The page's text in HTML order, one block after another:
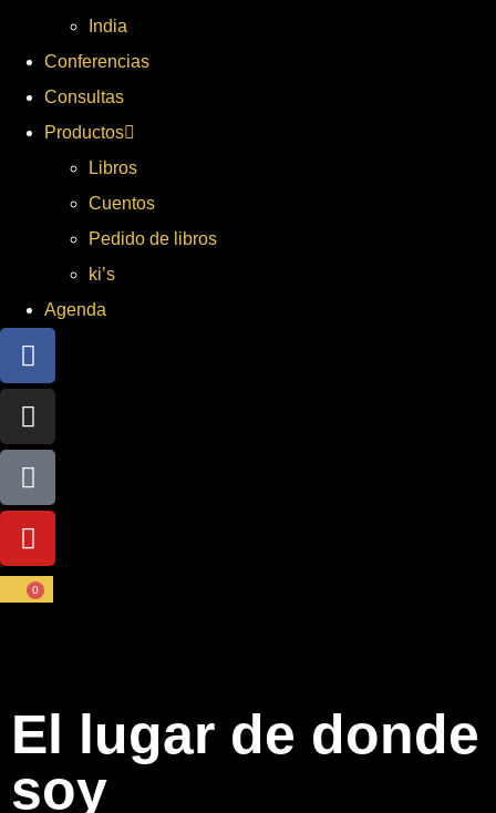
India
Conferencias
Consultas
Productos
Libros
Cuentos
Pedido de libros
ki’s
Agenda
0
El lugar de donde
soy